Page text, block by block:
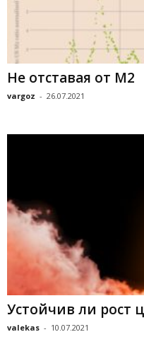
Не отставая от М2
vargoz - 26.07.2021
Устойчив ли рост
valekas - 10.07.2021